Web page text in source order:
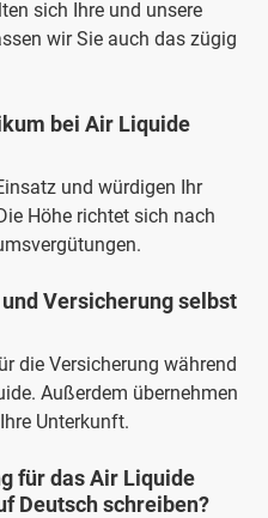
sich Ihre und unsere
wir Sie auch das zügig
bei Air Liquide
und würdigen Ihr
Höhe richtet sich nach
Versicherung selbst
die Versicherung während
Außerdem übernehmen
Unterkunft.
für das Air Liquide
Deutsch schreiben?